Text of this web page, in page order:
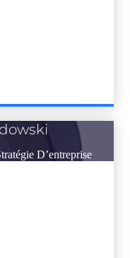
D’entreprise